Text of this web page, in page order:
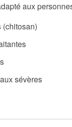
aux
sévères